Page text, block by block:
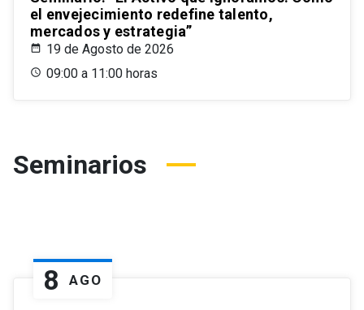
el envejecimiento redefine talento,
mercados y estrategia”
19 de Agosto de 2026
09:00 a 11:00 horas
Seminarios
8 AGO